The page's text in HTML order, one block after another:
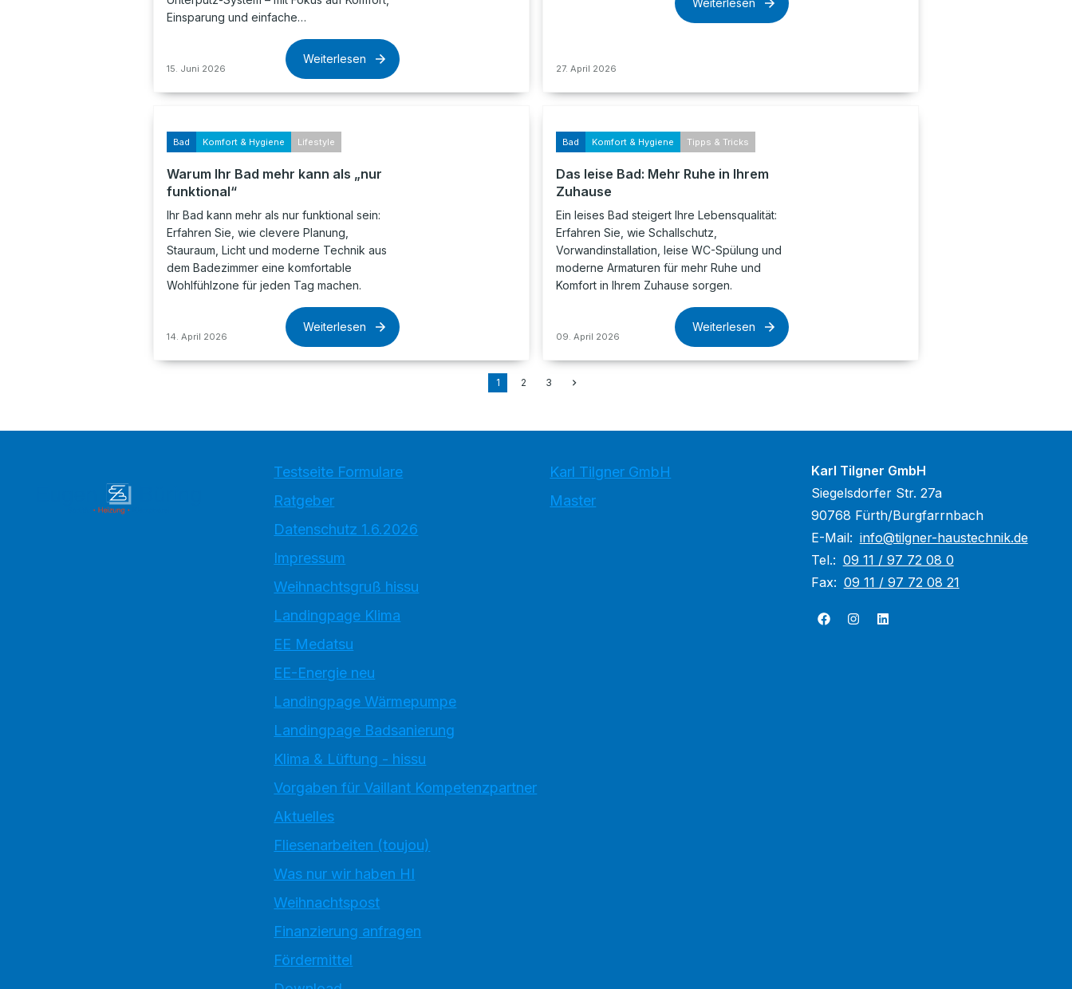
Einsparung und einfache…
15. Juni 2026
Weiterlesen
27. April 2026
Weiterlesen
Bad Komfort & Hygiene Lifestyle
Warum Ihr Bad mehr kann als „nur
funktional“
Ihr Bad kann mehr als nur funktional sein:
Erfahren Sie, wie clevere Planung,
Stauraum, Licht und moderne Technik aus
dem Badezimmer eine komfortable
Wohlfühlzone für jeden Tag machen.
14. April 2026
Weiterlesen
Bad Komfort & Hygiene Tipps & Tricks
Das leise Bad: Mehr Ruhe in Ihrem
Zuhause
Ein leises Bad steigert Ihre Lebensqualität:
Erfahren Sie, wie Schallschutz,
Vorwandinstallation, leise WC-Spülung und
moderne Armaturen für mehr Ruhe und
Komfort in Ihrem Zuhause sorgen.
09. April 2026
Weiterlesen
1 2 3
Testseite Formulare
Ratgeber
Datenschutz 1.6.2026
Impressum
Weihnachtsgruß hissu
Landingpage Klima
EE Medatsu
EE-Energie neu
Landingpage Wärmepumpe
Landingpage Badsanierung
Klima & Lüftung - hissu
Vorgaben für Vaillant Kompetenzpartner
Aktuelles
Fliesenarbeiten (toujou)
Was nur wir haben HI
Weihnachtspost
Finanzierung anfragen
Fördermittel
Karl Tilgner GmbH
Master
Karl Tilgner GmbH
Siegelsdorfer Str. 27a
90768 Fürth/Burgfarrnbach
E-Mail: info@tilgner-haustechnik.de
Tel.: 09 11 / 97 72 08 0
Fax: 09 11 / 97 72 08 21